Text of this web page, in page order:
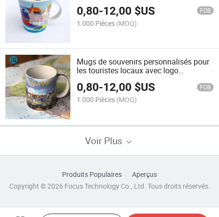
0,80-12,00 $US FOB
1 000 Pièces (MOQ)
Mugs de souvenirs personnalisés pour
les touristes locaux avec logo
personnalisé directement de l'usine
0,80-12,00 $US FOB
1 000 Pièces (MOQ)
Voir Plus
Produits Populaires
Aperçus
Copyright © 2026 Focus Technology Co., Ltd. Tous droits réservés.